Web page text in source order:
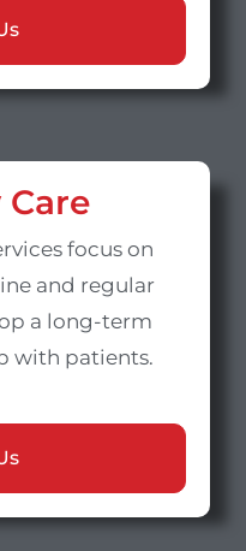
focus on
and regular
a long-term
with patients.